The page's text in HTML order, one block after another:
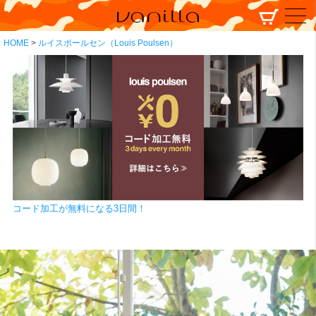
HOME ルイスポールセン（Louis Poulsen）
コード加工が無料になる3日間！